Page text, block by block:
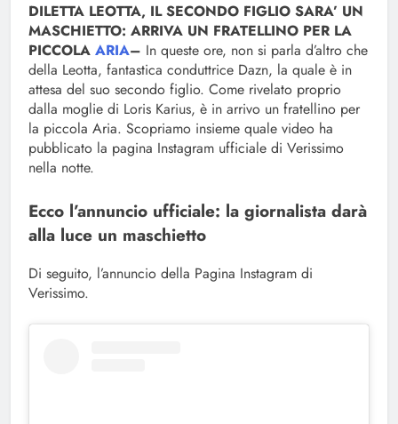
DILETTA LEOTTA, IL SECONDO FIGLIO SARA’ UN
MASCHIETTO: ARRIVA UN FRATELLINO PER LA
PICCOLA ARIA– In queste ore, non si parla d’altro che
della Leotta, fantastica conduttrice Dazn, la quale è in
attesa del suo secondo figlio. Come rivelato proprio
dalla moglie di Loris Karius, è in arrivo un fratellino per
la piccola Aria. Scopriamo insieme quale video ha
pubblicato la pagina Instagram ufficiale di Verissimo
nella notte.
Ecco l’annuncio ufficiale: la giornalista darà
alla luce un maschietto
Di seguito, l’annuncio della Pagina Instagram di
Verissimo.